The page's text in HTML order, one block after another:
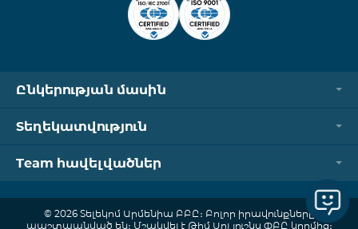
Ընկերության մասին
Տեղեկատվություն
Team հավելվածներ
© 2026 Տելեկոմ Արմենիա ԲԲԸ։ Բոլոր իրավունքները
պաշտպանված են։ Մշակվել է Թիմ Սոլյուշնս ՓԲԸ կողմից։